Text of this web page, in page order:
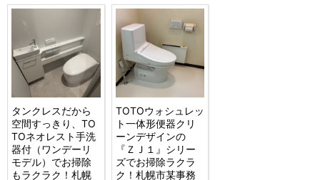
タンクレスだから
空間すっきり、TO
TOネオレスト手洗
器付（ワンデーリ
モデル）でお掃除
もラクラク！札幌
TOTOウォシュレッ
ト一体形便器クリ
ーンデザインの
『ＺＪ１』シリー
ズでお掃除ラクラ
ク！札幌市某事務